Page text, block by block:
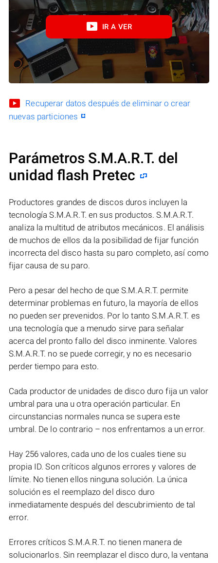
IR A VER
Recuperar datos después de eliminar o crear
nuevas particiones
Parámetros S.M.A.R.T. del
unidad flash Pretec
Productores grandes de discos duros incluyen la
tecnología S.M.A.R.T. en sus productos. S.M.A.R.T.
analiza la multitud de atributos mecánicos. El análisis
de muchos de ellos da la posibilidad de fijar función
incorrecta del disco hasta su paro completo, así como
fijar causa de su paro.
Pero a pesar del hecho de que S.M.A.R.T. permite
determinar problemas en futuro, la mayoría de ellos
no pueden ser prevenidos. Por lo tanto S.M.A.R.T. es
una tecnología que a menudo sirve para señalar
acerca del pronto fallo del disco inminente. Valores
S.M.A.R.T. no se puede corregir, y no es necesario
perder tiempo para esto.
Cada productor de unidades de disco duro fija un valor
umbral para una u otra operación particular. En
circunstancias normales nunca se supera este
umbral. De lo contrario – nos enfrentamos a un error.
Hay 256 valores, cada uno de los cuales tiene su
propia ID. Son críticos algunos errores y valores de
límite. No tienen ellos ninguna solución. La única
solución es el reemplazo del disco duro
inmediatamente después del descubrimiento de tal
error.
Errores críticos S.M.A.R.T. no tienen manera de
solucionarlos. Sin reemplazar el disco duro, la ventana